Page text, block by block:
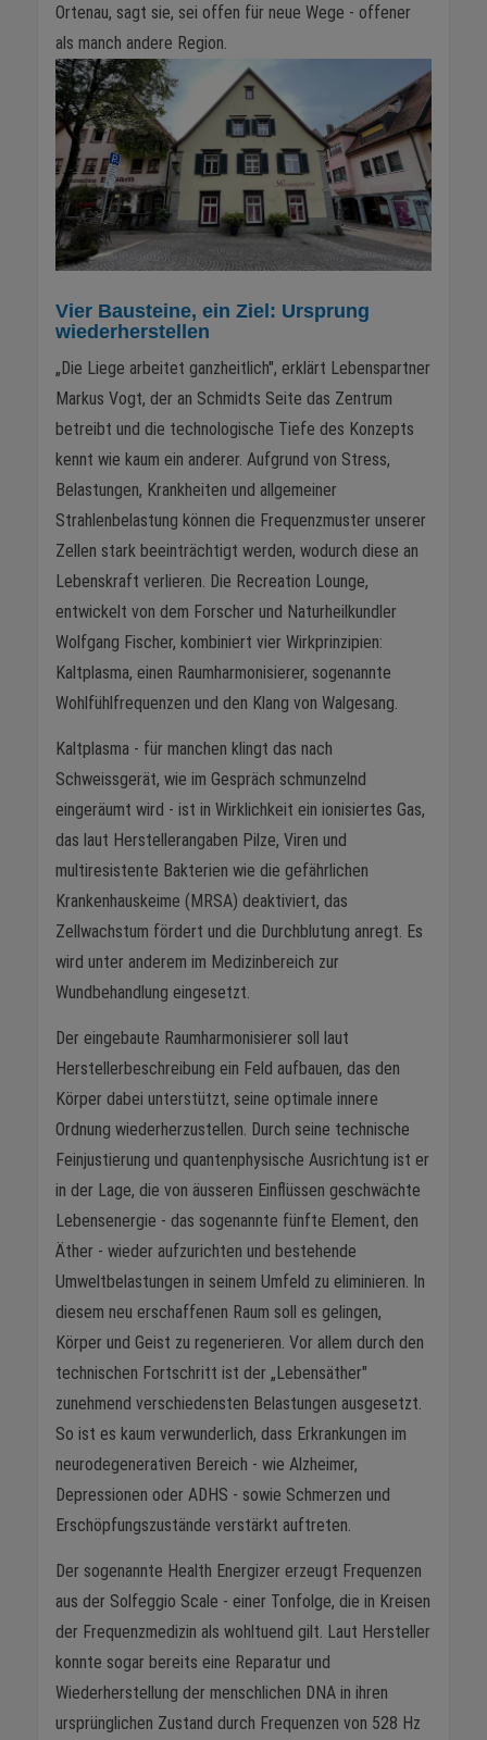
Ortenau, sagt sie, sei offen für neue Wege - offener
als manch andere Region.
Vier Bausteine, ein Ziel: Ursprung
wiederherstellen
„Die Liege arbeitet ganzheitlich", erklärt Lebenspartner
Markus Vogt, der an Schmidts Seite das Zentrum
betreibt und die technologische Tiefe des Konzepts
kennt wie kaum ein anderer. Aufgrund von Stress,
Belastungen, Krankheiten und allgemeiner
Strahlenbelastung können die Frequenzmuster unserer
Zellen stark beeinträchtigt werden, wodurch diese an
Lebenskraft verlieren. Die Recreation Lounge,
entwickelt von dem Forscher und Naturheilkundler
Wolfgang Fischer, kombiniert vier Wirkprinzipien:
Kaltplasma, einen Raumharmonisierer, sogenannte
Wohlfühlfrequenzen und den Klang von Walgesang.
Kaltplasma - für manchen klingt das nach
Schweissgerät, wie im Gespräch schmunzelnd
eingeräumt wird - ist in Wirklichkeit ein ionisiertes Gas,
das laut Herstellerangaben Pilze, Viren und
multiresistente Bakterien wie die gefährlichen
Krankenhauskeime (MRSA) deaktiviert, das
Zellwachstum fördert und die Durchblutung anregt. Es
wird unter anderem im Medizinbereich zur
Wundbehandlung eingesetzt.
Der eingebaute Raumharmonisierer soll laut
Herstellerbeschreibung ein Feld aufbauen, das den
Körper dabei unterstützt, seine optimale innere
Ordnung wiederherzustellen. Durch seine technische
Feinjustierung und quantenphysische Ausrichtung ist er
in der Lage, die von äusseren Einflüssen geschwächte
Lebensenergie - das sogenannte fünfte Element, den
Äther - wieder aufzurichten und bestehende
Umweltbelastungen in seinem Umfeld zu eliminieren. In
diesem neu erschaffenen Raum soll es gelingen,
Körper und Geist zu regenerieren. Vor allem durch den
technischen Fortschritt ist der „Lebensäther"
zunehmend verschiedensten Belastungen ausgesetzt.
So ist es kaum verwunderlich, dass Erkrankungen im
neurodegenerativen Bereich - wie Alzheimer,
Depressionen oder ADHS - sowie Schmerzen und
Erschöpfungszustände verstärkt auftreten.
Der sogenannte Health Energizer erzeugt Frequenzen
aus der Solfeggio Scale - einer Tonfolge, die in Kreisen
der Frequenzmedizin als wohltuend gilt. Laut Hersteller
konnte sogar bereits eine Reparatur und
Wiederherstellung der menschlichen DNA in ihren
ursprünglichen Zustand durch Frequenzen von 528 Hz